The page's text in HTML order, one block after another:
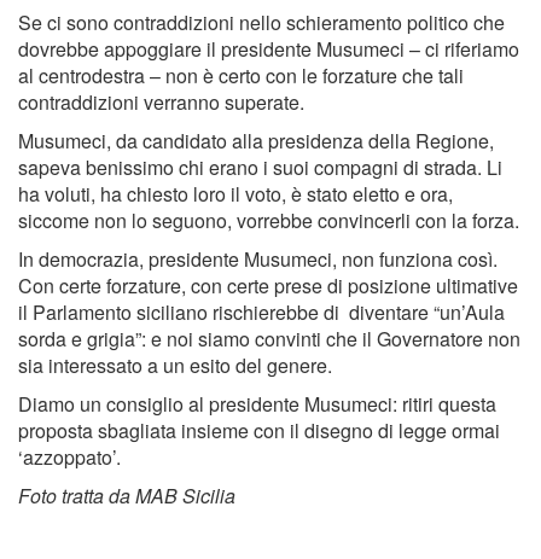
Se ci sono contraddizioni nello schieramento politico che
dovrebbe appoggiare il presidente Musumeci – ci riferiamo
al centrodestra – non è certo con le forzature che tali
contraddizioni verranno superate.
Musumeci, da candidato alla presidenza della Regione,
sapeva benissimo chi erano i suoi compagni di strada. Li
ha voluti, ha chiesto loro il voto, è stato eletto e ora,
siccome non lo seguono, vorrebbe convincerli con la forza.
In democrazia, presidente Musumeci, non funziona così.
Con certe forzature, con certe prese di posizione ultimative
il Parlamento siciliano rischierebbe di diventare “un’Aula
sorda e grigia”: e noi siamo convinti che il Governatore non
sia interessato a un esito del genere.
Diamo un consiglio al presidente Musumeci: ritiri questa
proposta sbagliata insieme con il disegno di legge ormai
‘azzoppato’.
Foto tratta da MAB Sicilia